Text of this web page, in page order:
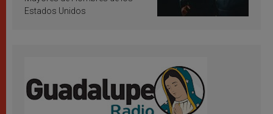
Estados Unidos